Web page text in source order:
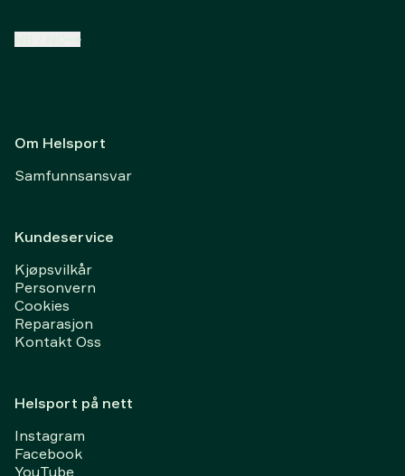
Om Helsport
Samfunnsansvar
Kundeservice
Kjøpsvilkår
Personvern
Cookies
Reparasjon
Kontakt Oss
Helsport på nett
Instagram
Facebook
YouTube